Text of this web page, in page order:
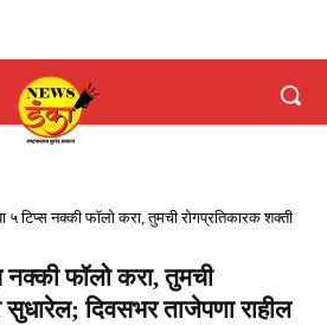
५ टिप्स नक्की फॉलो करा, तुमची रोगप्रतिकारक शक्ती
नक्की फॉलो करा, तुमची
दिवसभर ताजेपणा राहील